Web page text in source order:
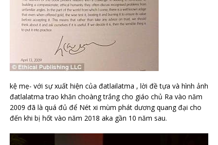
kệ mẹ- với sự xuất hiện của đatlailatma , lời đề tựa và hình ảnh
đatlalatma trao khăn choàng trắng cho giáo chủ Ra vào năm
2009 đã là quá đủ để Nét xi mùm phát dương quang đại cho
đến khi bị hốt vào năm 2018 aka gần 10 năm sau.